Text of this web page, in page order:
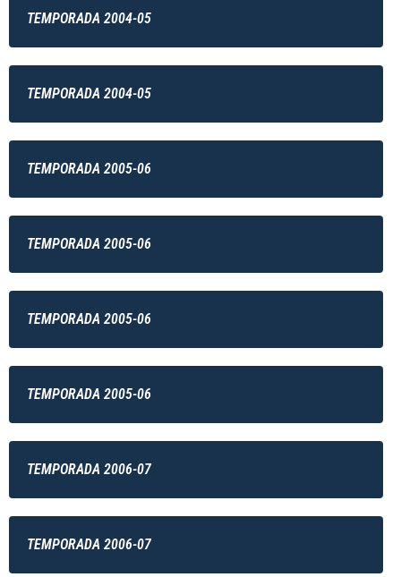
TEMPORADA 2004-05
TEMPORADA 2004-05
TEMPORADA 2005-06
TEMPORADA 2005-06
TEMPORADA 2005-06
TEMPORADA 2005-06
TEMPORADA 2006-07
TEMPORADA 2006-07